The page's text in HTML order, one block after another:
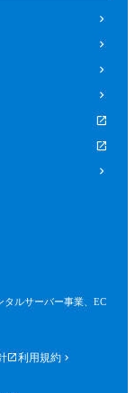
ルサーバー事業、EC
利用規約